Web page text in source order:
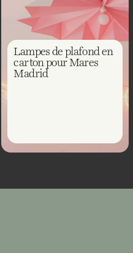
Lampes de plafond en
carton pour Mares
Madrid